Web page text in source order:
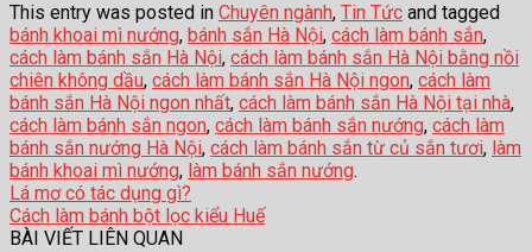
This entry was posted in Chuyên ngành, Tin Tức and tagged
bánh khoai mì nướng, bánh sắn Hà Nội, cách làm bánh sắn,
cách làm bánh sắn Hà Nội, cách làm bánh sắn Hà Nội bằng nồi
chiên không dầu, cách làm bánh sắn Hà Nội ngon, cách làm
bánh sắn Hà Nội ngon nhất, cách làm bánh sắn Hà Nội tại nhà,
cách làm bánh sắn ngon, cách làm bánh sắn nướng, cách làm
bánh sắn nướng Hà Nội, cách làm bánh sắn từ củ sắn tươi, làm
bánh khoai mì nướng, làm bánh sắn nướng.
Lá mơ có tác dụng gì?
Cách làm bánh bột lọc kiểu Huế
BÀI VIẾT LIÊN QUAN